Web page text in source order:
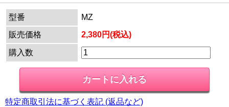
型番
MZ
販売価格
2,380円(税込)
購入数
特定商取引法に基づく表記 (返品など)